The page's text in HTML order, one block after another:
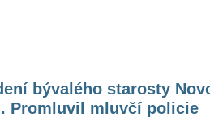
bývalého starosty
Promluvil mluvčí policie